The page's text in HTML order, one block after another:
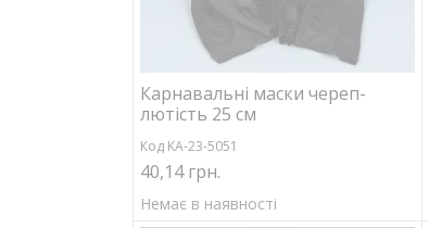
Карнавальні маски череп-
лютість 25 см
Код KA-23-5051
40,14 грн.
Немає в наявності